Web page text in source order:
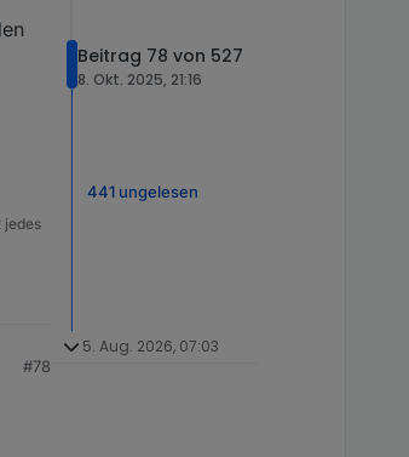
jedes
#78
Beitrag 78 von 527
8. Okt. 2025, 21:16
441 ungelesen
5. Aug. 2026, 07:03